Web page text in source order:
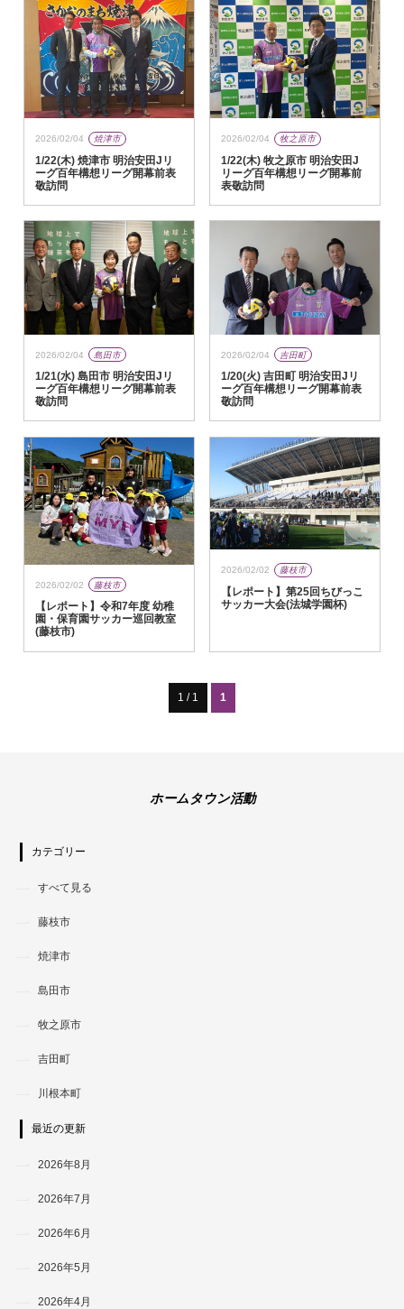
2026/02/04 焼津市
1/22(木) 焼津市 明治安田Jリ
ーグ百年構想リーグ開幕前表
敬訪問
2026/02/04 牧之原市
1/22(木) 牧之原市 明治安田J
リーグ百年構想リーグ開幕前
表敬訪問
2026/02/04 島田市
1/21(水) 島田市 明治安田Jリ
ーグ百年構想リーグ開幕前表
敬訪問
2026/02/04 吉田町
1/20(火) 吉田町 明治安田Jリ
ーグ百年構想リーグ開幕前表
敬訪問
2026/02/02 藤枝市
【レポート】令和7年度 幼稚
園・保育園サッカー巡回教室
(藤枝市)
2026/02/02 藤枝市
【レポート】第25回ちびっこ
サッカー大会(法城学園杯)
1 / 1 1
ホームタウン活動
カテゴリー
すべて見る
藤枝市
焼津市
島田市
牧之原市
吉田町
川根本町
最近の更新
2026年8月
2026年7月
2026年6月
2026年5月
2026年4月